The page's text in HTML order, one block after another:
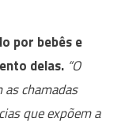
por bebês e
delas. “O
chamadas
que expõem a